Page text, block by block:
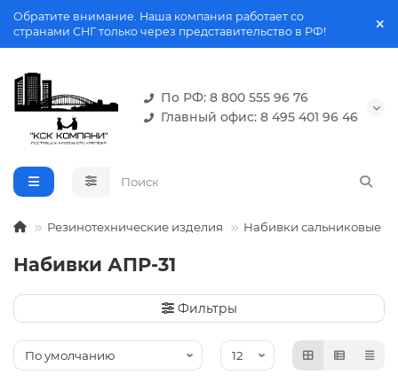
Обратите внимание. Наша компания работает со
странами СНГ только через представительство в РФ!
По РФ: 8 800 555 96 76
Главный офис: 8 495 401 96 46
Резинотехнические изделия Набивки сальниковые
Набивки АПР-31
Фильтры